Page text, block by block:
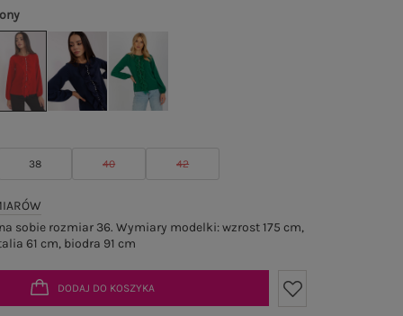
38 40 42
sobie rozmiar 36. Wymiary modelki: wzrost 175 cm,
61 cm, biodra 91 cm
DODAJ DO KOSZYKA